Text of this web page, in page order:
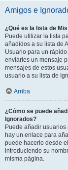
Amigos e
¿Qué es la lista de
Puede utilizar la lista
añadidos a su lista de
Usuario para un
enviarles un mensaje
mensajes de estos
usuario a su lista de
Arriba
¿Cómo se puede
Ignorados?
Puede añadir
hay un enlace para
puede hacerlo desde
introduciendo su
misma página.